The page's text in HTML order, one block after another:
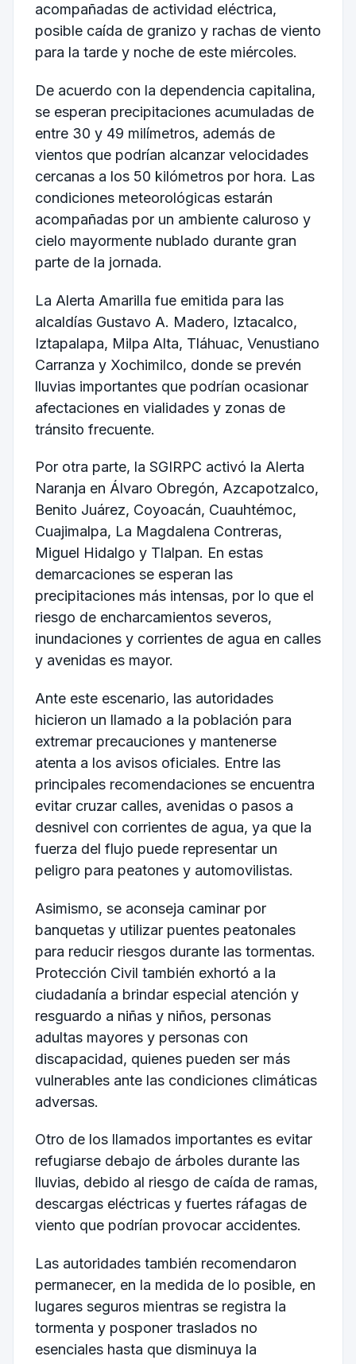
acompañadas de actividad eléctrica,
posible caída de granizo y rachas de viento
para la tarde y noche de este miércoles.
De acuerdo con la dependencia capitalina,
se esperan precipitaciones acumuladas de
entre 30 y 49 milímetros, además de
vientos que podrían alcanzar velocidades
cercanas a los 50 kilómetros por hora. Las
condiciones meteorológicas estarán
acompañadas por un ambiente caluroso y
cielo mayormente nublado durante gran
parte de la jornada.
La Alerta Amarilla fue emitida para las
alcaldías Gustavo A. Madero, Iztacalco,
Iztapalapa, Milpa Alta, Tláhuac, Venustiano
Carranza y Xochimilco, donde se prevén
lluvias importantes que podrían ocasionar
afectaciones en vialidades y zonas de
tránsito frecuente.
Por otra parte, la SGIRPC activó la Alerta
Naranja en Álvaro Obregón, Azcapotzalco,
Benito Juárez, Coyoacán, Cuauhtémoc,
Cuajimalpa, La Magdalena Contreras,
Miguel Hidalgo y Tlalpan. En estas
demarcaciones se esperan las
precipitaciones más intensas, por lo que el
riesgo de encharcamientos severos,
inundaciones y corrientes de agua en calles
y avenidas es mayor.
Ante este escenario, las autoridades
hicieron un llamado a la población para
extremar precauciones y mantenerse
atenta a los avisos oficiales. Entre las
principales recomendaciones se encuentra
evitar cruzar calles, avenidas o pasos a
desnivel con corrientes de agua, ya que la
fuerza del flujo puede representar un
peligro para peatones y automovilistas.
Asimismo, se aconseja caminar por
banquetas y utilizar puentes peatonales
para reducir riesgos durante las tormentas.
Protección Civil también exhortó a la
ciudadanía a brindar especial atención y
resguardo a niñas y niños, personas
adultas mayores y personas con
discapacidad, quienes pueden ser más
vulnerables ante las condiciones climáticas
adversas.
Otro de los llamados importantes es evitar
refugiarse debajo de árboles durante las
lluvias, debido al riesgo de caída de ramas,
descargas eléctricas y fuertes ráfagas de
viento que podrían provocar accidentes.
Las autoridades también recomendaron
permanecer, en la medida de lo posible, en
lugares seguros mientras se registra la
tormenta y posponer traslados no
esenciales hasta que disminuya la